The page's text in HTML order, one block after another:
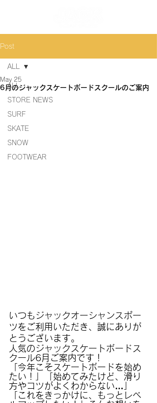
Post
ALL
STORE NEWS
SURF
SKATE
SNOW
FOOTWEAR
ALL
6月のジャックスケートボードスクールのご案内
May 25
いつもジャックオーシャンスポー
ツをご利用いただき、誠にありが
とうございます。
人気のジャックスケートボードス
クール6月ご案内です！
「今年こそスケートボードを始め
たい！」「始めてみたけど、滑り
方やコツがよくわからない…」
「これをきっかけに、もっとレベ